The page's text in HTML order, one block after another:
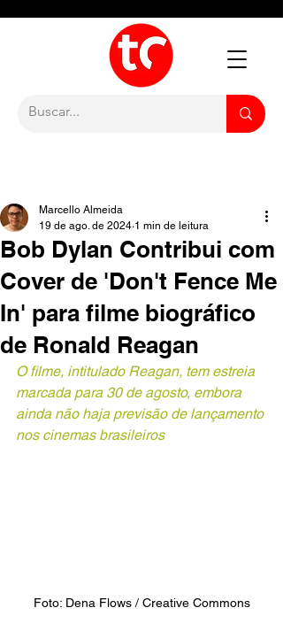
Bob Dylan Contribui com
Cover de 'Don't Fence Me
In' para filme biográfico
de Ronald Reagan
Marcello Almeida
19 de ago. de 2024 1 min de leitura
O filme, intitulado Reagan, tem estreia
marcada para 30 de agosto, embora
ainda não haja previsão de lançamento
nos cinemas brasileiros
Foto: Dena Flows / Creative Commons